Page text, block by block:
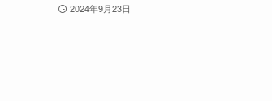
2024年9月23日